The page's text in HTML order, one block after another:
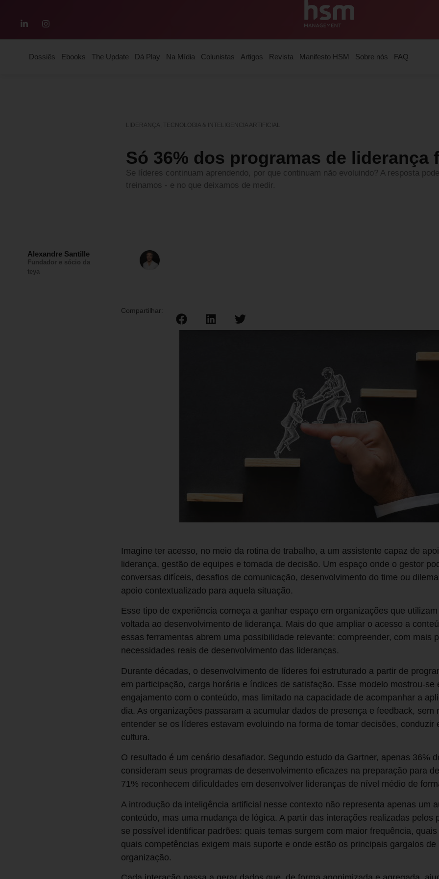
Dossiês Ebooks The Update Dá Play Na Mídia Colunistas Artigos Revista Manifesto HSM Sobre nós FAQ
LIDERANÇA, TECNOLOGIA & INTELIGENCIA ARTIFICIAL
Só 36% dos programas de liderança
Se líderes continuam aprendendo, por que continuam não evoluindo? A resposta
treinamos - e no que deixamos de medir.
Alexandre Santille
Fundador e sócio da
teya
Compartilhar:
Imagine ter acesso, no meio da rotina de trabalho, a um assistente capaz de
liderança, gestão de equipes e tomada de decisão. Um espaço onde o gestor
conversas difíceis, desafios de comunicação, desenvolvimento do time ou
apoio contextualizado para aquela situação.
Esse tipo de experiência começa a ganhar espaço em organizações que
voltada ao desenvolvimento de liderança. Mais do que ampliar o acesso a
essas ferramentas abrem uma possibilidade relevante: compreender, com mais
necessidades reais de desenvolvimento das lideranças.
Durante décadas, o desenvolvimento de líderes foi estruturado a partir de
em participação, carga horária e índices de satisfação. Esse modelo mostrou-se
engajamento com o conteúdo, mas limitado na capacidade de acompanhar a
dia. As organizações passaram a acumular dados de presença e feedback, sem
entender se os líderes estavam evoluindo na forma de tomar decisões, conduzir
cultura.
O resultado é um cenário desafiador. Segundo estudo da Gartner, apenas 36%
consideram seus programas de desenvolvimento eficazes na preparação para
71% reconhecem dificuldades em desenvolver lideranças de nível médio de
A introdução da inteligência artificial nesse contexto não representa apenas um
conteúdo, mas uma mudança de lógica. A partir das interações realizadas pelos
se possível identificar padrões: quais temas surgem com maior frequência,
quais competências exigem mais suporte e onde estão os principais gargalos de
organização.